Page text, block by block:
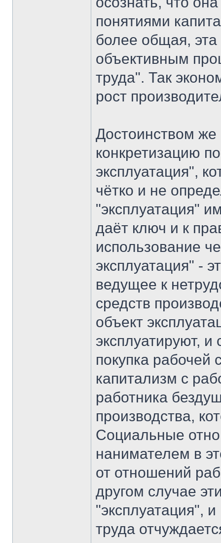
понятиями
более общая,
объективным
труда". Так
рост
Достоинством
конкретизацию
эксплуатация",
чётко и не
"эксплуатация"
даёт ключ и к
использование
эксплуатация" -
ведущее к
средств
объект
эксплуатируют,
покупка рабочей
капитализм с
работника
производства,
Социальные
нанимателем в
от отношений
другом случае
"эксплуатация",
труда